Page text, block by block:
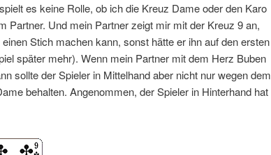
es keine Rolle, ob ich die Kreuz Dame oder den Karo
Partner. Und mein Partner zeigt mir mit der Kreuz 9 an,
Stich machen kann, sonst hätte er ihn auf den ersten
später mehr). Wenn mein Partner mit dem Herz Buben
sollte der Spieler in Mittelhand aber nicht nur wegen dem
behalten. Angenommen, der Spieler in Hinterhand hat